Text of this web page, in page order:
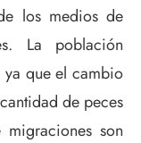
los medios de
La población
que el cambio
de peces
son